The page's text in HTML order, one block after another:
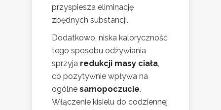
przyspiesza eliminację
zbędnych substancji.
Dodatkowo, niska kaloryczność
tego sposobu odżywiania
sprzyja redukcji masy ciała,
co pozytywnie wpływa na
ogólne samopoczucie.
Włączenie kisielu do codziennej